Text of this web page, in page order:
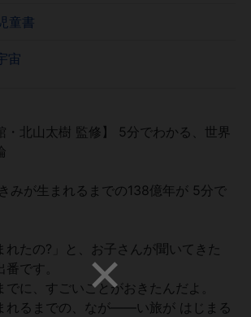
童書
宙
・北山太樹 監修】 5分でわかる、世界
みが生まれるまでの138億年が 5分で
れたの?」と、お子さんが聞いてきた
です。
でに、すごいことがおきたんだよ。
れるまでの、なが――い旅が はじまる